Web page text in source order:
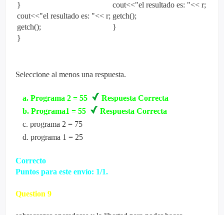
}
cout<<"el resultado es: "<< r;
getch();
}
cout<<"el resultado es: "<< r;
getch();
}
Seleccione al menos una respuesta.
a. Programa 2 = 55
Respuesta Correcta
b. Programa1 = 55
Respuesta Correcta
c. programa 2 = 75
d. programa 1 = 25
Correcto
Puntos para este envío: 1/1.
Question 9